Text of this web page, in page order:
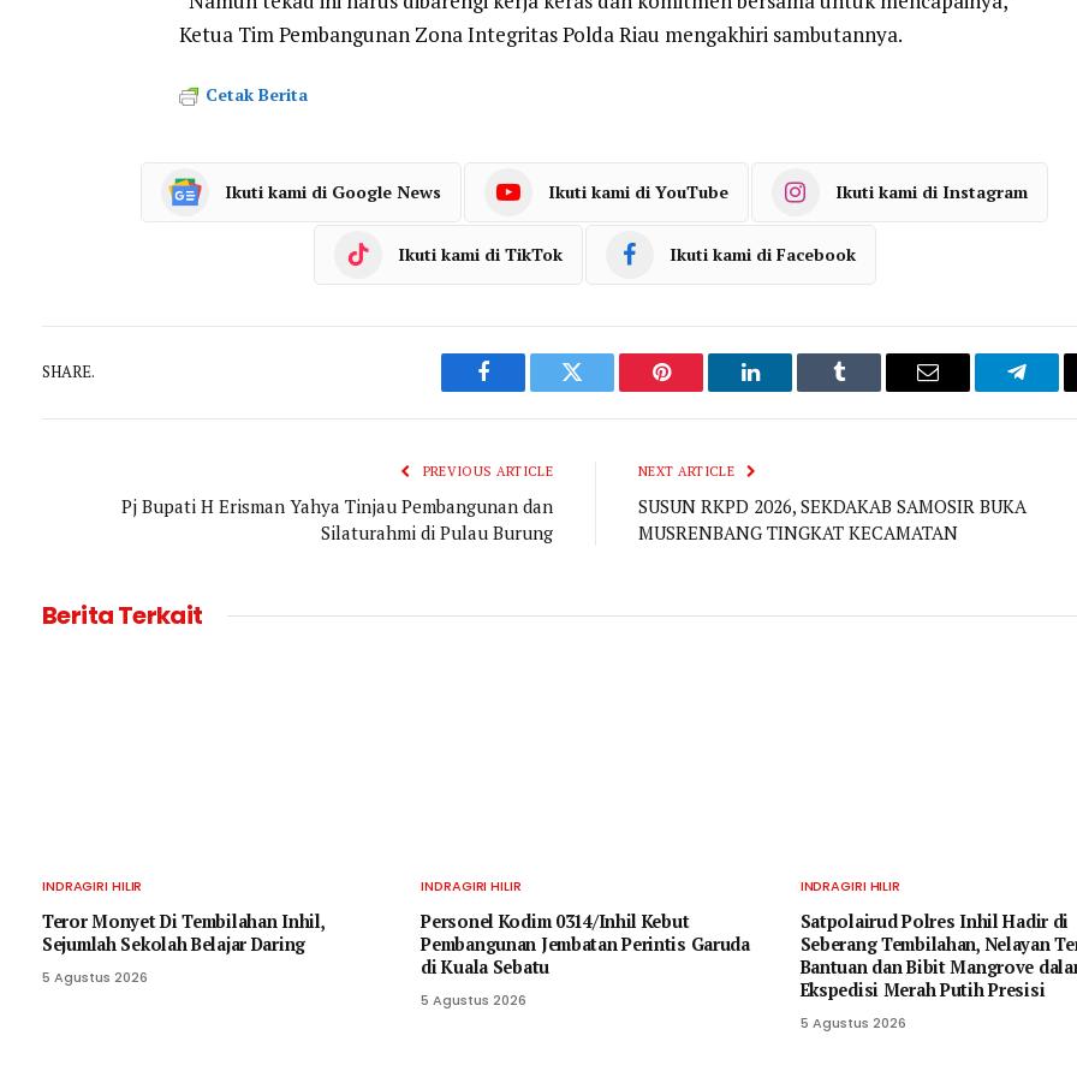
Ketua Tim Pembangunan Zona Integritas Polda Riau mengakhiri sambutannya.
Cetak Berita
Ikuti kami di Google News Ikuti kami di YouTube Ikuti kami di Instagram
Ikuti kami di TikTok Ikuti kami di Facebook
SHARE.
Facebook Twitter Pinterest LinkedIn Tumblr Email
PREVIOUS ARTICLE
Pj Bupati H Erisman Yahya Tinjau Pembangunan dan
Silaturahmi di Pulau Burung
NEXT ARTICLE
SUSUN RKPD 2026, SEKDAKAB SAMOSIR BUKA
MUSRENBANG TINGKAT KECAMATAN
Berita Terkait
INDRAGIRI HILIR
Teror Monyet Di Tembilahan Inhil,
Sejumlah Sekolah Belajar Daring
5 Agustus 2026
INDRAGIRI HILIR
Personel Kodim 0314/Inhil Kebut
Pembangunan Jembatan Perintis Garuda
di Kuala Sebatu
5 Agustus 2026
INDRAGIRI HILIR
Satpolairud Polres Inhil Hadir di
Seberang Tembilahan, Nelayan
Bantuan dan Bibit Mangrove
Ekspedisi Merah Putih Presisi
5 Agustus 2026